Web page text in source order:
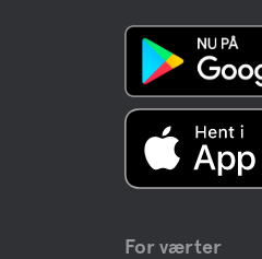
Buffe/frokost
A la carte
For værter